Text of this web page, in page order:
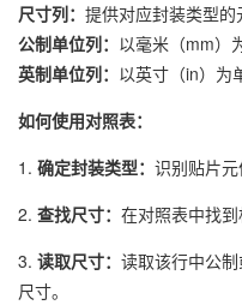
尺寸列： 提供对应封装类型的
公制单位列： 以毫米（mm）
英制单位列： 以英寸（in）为
如何使用对照表：
1. 确定封装类型： 识别贴片元
2. 查找尺寸： 在对照表中找到
3. 读取尺寸： 读取该行中公
尺寸。